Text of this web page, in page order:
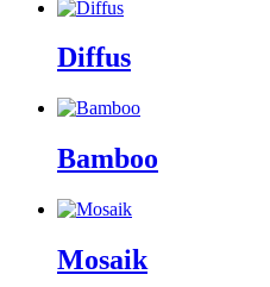
Diffus
Bamboo
Mosaik